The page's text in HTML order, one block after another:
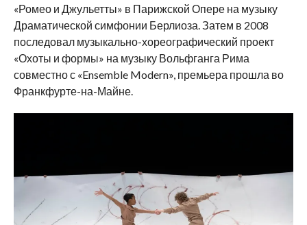
«Ромео и Джульетты» в Парижской Опере на музыку
Драматической симфонии Берлиоза. Затем в 2008
последовал музыкально-хореографический проект
«Охоты и формы» на музыку Вольфганга Рима
совместно с «Ensemble Modern», премьера прошла во
Франкфурте-на-Майне.